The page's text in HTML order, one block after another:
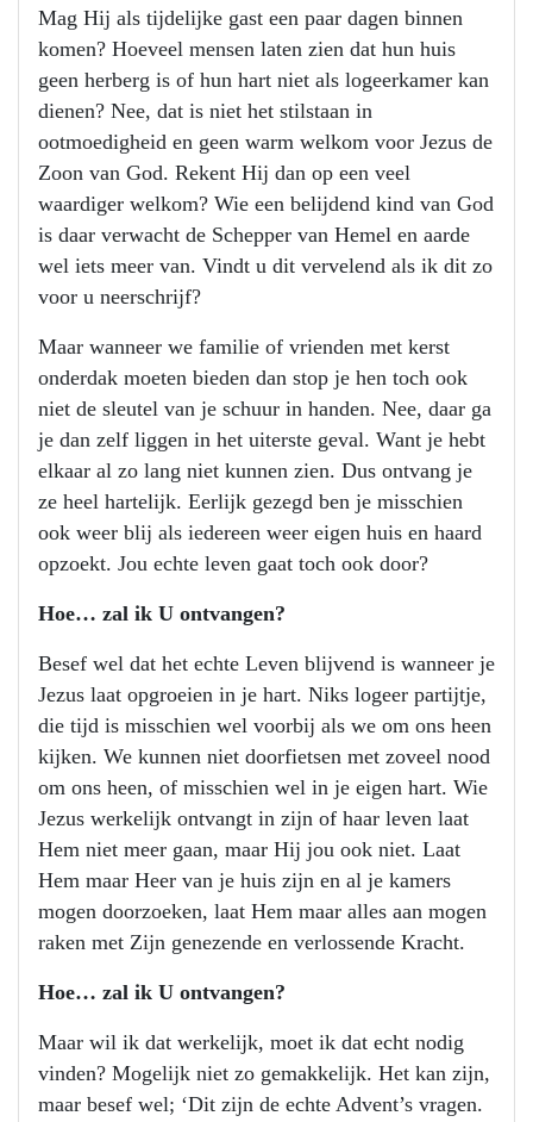
Mag Hij als tijdelijke gast een paar dagen binnen
komen? Hoeveel mensen laten zien dat hun huis
geen herberg is of hun hart niet als logeerkamer kan
dienen? Nee, dat is niet het stilstaan in
ootmoedigheid en geen warm welkom voor Jezus de
Zoon van God. Rekent Hij dan op een veel
waardiger welkom? Wie een belijdend kind van God
is daar verwacht de Schepper van Hemel en aarde
wel iets meer van. Vindt u dit vervelend als ik dit zo
voor u neerschrijf?
Maar wanneer we familie of vrienden met kerst
onderdak moeten bieden dan stop je hen toch ook
niet de sleutel van je schuur in handen. Nee, daar ga
je dan zelf liggen in het uiterste geval. Want je hebt
elkaar al zo lang niet kunnen zien. Dus ontvang je
ze heel hartelijk. Eerlijk gezegd ben je misschien
ook weer blij als iedereen weer eigen huis en haard
opzoekt. Jou echte leven gaat toch ook door?
Hoe… zal ik U ontvangen?
Besef wel dat het echte Leven blijvend is wanneer je
Jezus laat opgroeien in je hart. Niks logeer partijtje,
die tijd is misschien wel voorbij als we om ons heen
kijken. We kunnen niet doorfietsen met zoveel nood
om ons heen, of misschien wel in je eigen hart. Wie
Jezus werkelijk ontvangt in zijn of haar leven laat
Hem niet meer gaan, maar Hij jou ook niet. Laat
Hem maar Heer van je huis zijn en al je kamers
mogen doorzoeken, laat Hem maar alles aan mogen
raken met Zijn genezende en verlossende Kracht.
Hoe… zal ik U ontvangen?
Maar wil ik dat werkelijk, moet ik dat echt nodig
vinden? Mogelijk niet zo gemakkelijk. Het kan zijn,
maar besef wel; ‘Dit zijn de echte Advent’s vragen.